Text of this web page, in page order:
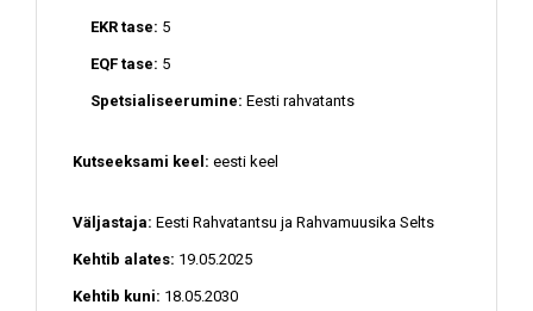
EKR tase: 5
EQF tase: 5
Spetsialiseerumine: Eesti rahvatants
Kutseeksami keel: eesti keel
Väljastaja: Eesti Rahvatantsu ja Rahvamuusika Selts
Kehtib alates: 19.05.2025
Kehtib kuni: 18.05.2030